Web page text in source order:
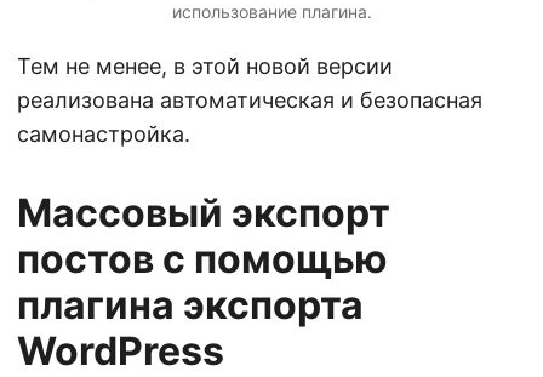
использование плагина.
Тем не менее, в этой новой версии
реализована автоматическая и безопасная
самонастройка.
Массовый экспорт
постов с помощью
плагина экспорта
WordPress